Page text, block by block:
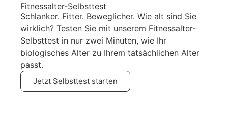
Fitnessalter-Selbsttest
Schlanker. Fitter. Beweglicher. Wie alt sind Sie
wirklich? Testen Sie mit unserem Fitnessalter-
Selbsttest in nur zwei Minuten, wie Ihr
biologisches Alter zu Ihrem tatsächlichen Alter
passt.
Jetzt Selbsttest starten